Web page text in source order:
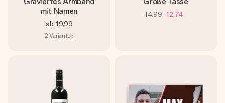
mit Namen
ab 19,99
2 Varianten
14,99 12,74